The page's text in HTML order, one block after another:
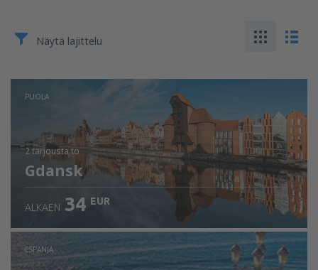
Näytä lajittelu
PUOLA
2 tarjousta to
Gdansk
ALKAEN 34 EUR
ESPANJA